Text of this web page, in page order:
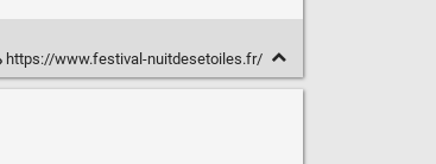
https://www.festival-nuitdesetoiles.fr/